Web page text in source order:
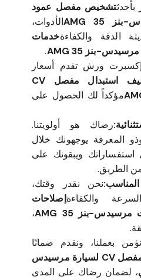
تشخيص مفصل عمود
الأدوات،
الدقة والكفاءةخدمات
.
إكسبرت ورش تقدم أسعار
تكاليف استبدال مفصل CV
مؤكداً لك الحصول على
رضاك هو أولويتنا.
المعرفة يوجهونك خلال
استفساراتك ويبقونك على
الطريق.
نحن نقدر وقتك،
والكفاءةإصلاحات
،
بعملنا، ونقدم ضمانًا
خدمة استبدال مفصل CV لسيارة مرسيدس
، لضمان رضاك على المدى